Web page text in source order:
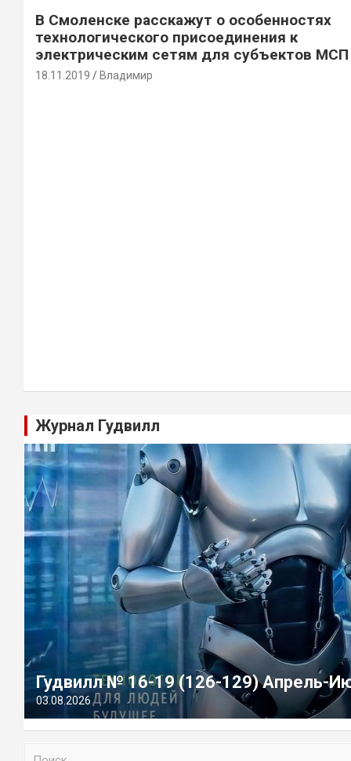
В Смоленске расскажут о особенностях
технологического присоединения к
электрическим сетям для субъектов МСП
18.11.2019 Владимир
Журнал Гудвилл
Гудвилл № 16-19 (126-129) Апрель-
03.08.2026